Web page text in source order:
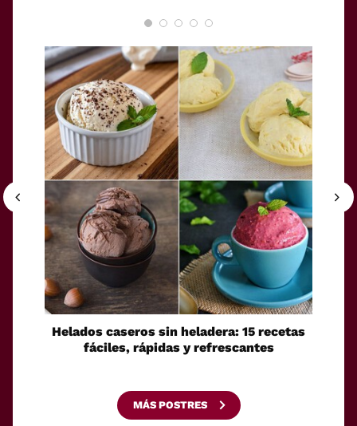
Helados caseros sin heladera: 15 recetas
fáciles, rápidas y refrescantes
MÁS POSTRES